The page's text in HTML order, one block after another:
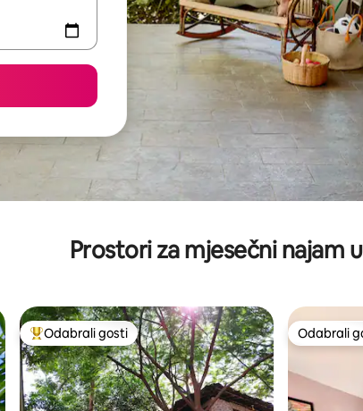
Prostori za mjesečni najam
Među najviše rangiranima s oznakom „Odabrali gosti”
Odabrali gosti Odabrali
Odabrali